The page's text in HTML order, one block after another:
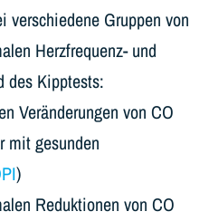
Gruppen von
Herzfrequenz- und
des Kipptests:
Veränderungen von CO
mit gesunden
)
Reduktionen von CO